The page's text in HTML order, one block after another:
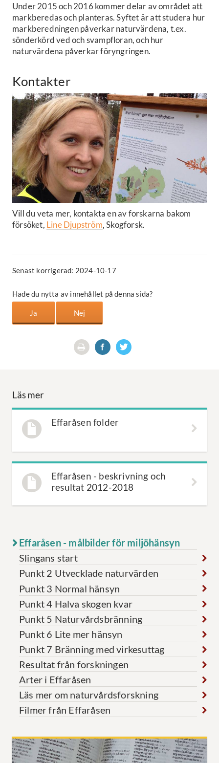
Under 2015 och 2016 kommer delar av området att
markberedas och planteras. Syftet är att studera hur
markberedningen påverkar naturvärdena, t.ex.
sönderkörd ved och svampfloran, och hur
naturvärdena påverkar föryngringen.
Kontakter
Vill du veta mer, kontakta en av forskarna bakom
försöket, Line Djupström, Skogforsk.
Senast korrigerad: 2024-10-17
Hade du nytta av innehållet på denna sida?
Läs mer
Effaråsen folder
Effaråsen - beskrivning och
resultat 2012-2018
Effaråsen - målbilder för miljöhänsyn
Slingans start
Punkt 2 Utvecklade naturvärden
Punkt 3 Normal hänsyn
Punkt 4 Halva skogen kvar
Punkt 5 Naturvårdsbränning
Punkt 6 Lite mer hänsyn
Punkt 7 Bränning med virkesuttag
Resultat från forskningen
Arter i Effaråsen
Läs mer om naturvårdsforskning
Filmer från Effaråsen